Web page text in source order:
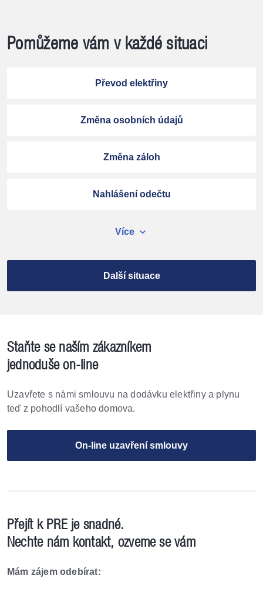
Pomůžeme vám v každé situaci
Převod elektřiny
Změna osobních údajů
Změna záloh
Nahlášení odečtu
Více expand_more
Další situace
Staňte se naším zákazníkem
jednoduše on-line
Uzavřete s námi smlouvu na dodávku elektřinya plynu
teď z pohodlí vašeho domova.
On-line uzavření smlouvy
Přejít k PRE je snadné.
Nechte nám kontakt, ozveme se vám
Mám zájem odebírat: